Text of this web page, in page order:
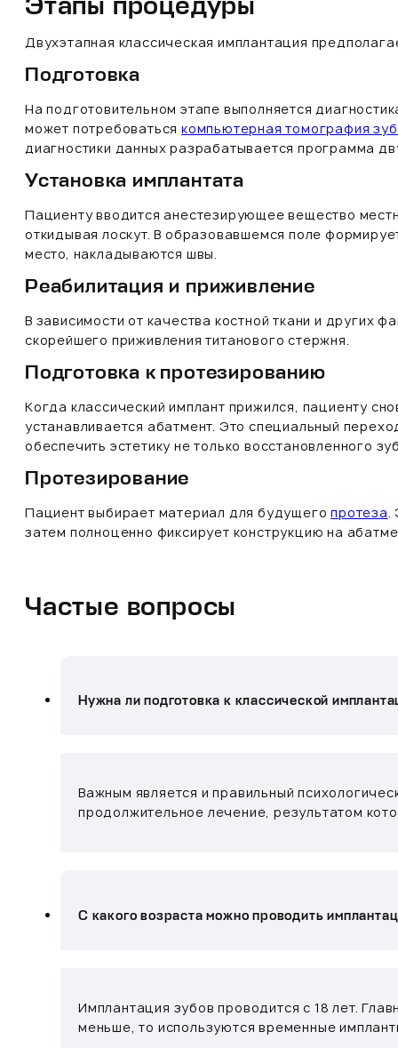
Этапы процедуры
Двухэтапная классическая имплантация
Подготовка
На подготовительном этапе выполняется
может потребоватьсякомпьютерная томография
диагностики данных разрабатывается программа
Установка имплантата
Пациенту вводится анестезирующее вещество
откидывая лоскут. В образовавшемся поле
место, накладываются швы.
Реабилитация и приживление
В зависимости от качества костной ткани и других
скорейшего приживления титанового стержня.
Подготовка к протезированию
Когда классический имплант прижился, пациенту
устанавливается абатмент. Это специальный
обеспечить эстетику не только восстановленного
Протезирование
Пациент выбирает материал для будущегопротеза.
затем полноценно фиксирует конструкцию на
Частые вопросы
Нужна ли подготовка к классической
Важным является и правильный
продолжительное лечение, результатом
С какого возраста можно проводить
Имплантация зубов проводится с 18 лет.
меньше, то используются временные